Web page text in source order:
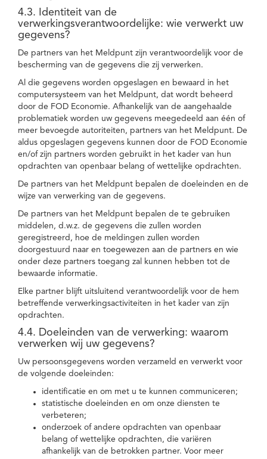
4.3. Identiteit van de
verwerkingsverantwoordelijke: wie verwerkt uw
gegevens?
De partners van het Meldpunt zijn verantwoordelijk voor de
bescherming van de gegevens die zij verwerken.
Al die gegevens worden opgeslagen en bewaard in het
computersysteem van het Meldpunt, dat wordt beheerd
door de FOD Economie. Afhankelijk van de aangehaalde
problematiek worden uw gegevens meegedeeld aan één of
meer bevoegde autoriteiten, partners van het Meldpunt. De
aldus opgeslagen gegevens kunnen door de FOD Economie
en/of zijn partners worden gebruikt in het kader van hun
opdrachten van openbaar belang of wettelijke opdrachten.
De partners van het Meldpunt bepalen de doeleinden en de
wijze van verwerking van de gegevens.
De partners van het Meldpunt bepalen de te gebruiken
middelen, d.w.z. de gegevens die zullen worden
geregistreerd, hoe de meldingen zullen worden
doorgestuurd naar en toegewezen aan de partners en wie
onder deze partners toegang zal kunnen hebben tot de
bewaarde informatie.
Elke partner blijft uitsluitend verantwoordelijk voor de hem
betreffende verwerkingsactiviteiten in het kader van zijn
opdrachten.
4.4. Doeleinden van de verwerking: waarom
verwerken wij uw gegevens?
Uw persoonsgegevens worden verzameld en verwerkt voor
de volgende doeleinden:
identificatie en om met u te kunnen communiceren;
statistische doeleinden en om onze diensten te
verbeteren;
onderzoek of andere opdrachten van openbaar
belang of wettelijke opdrachten, die variëren
afhankelijk van de betrokken partner. Voor meer